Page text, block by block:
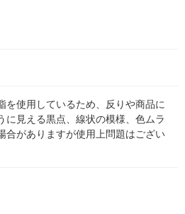
を使用しているため、反りや商品に
に見える黒点、線状の模様、色ムラ
合がありますが使用上問題はござい